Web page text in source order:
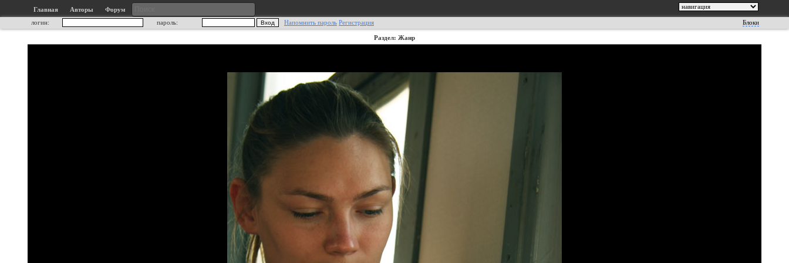
Главная Авторы
Форум
логин:
пароль: Напомнить пароль Регистрация Блоки
Раздел: Жанр